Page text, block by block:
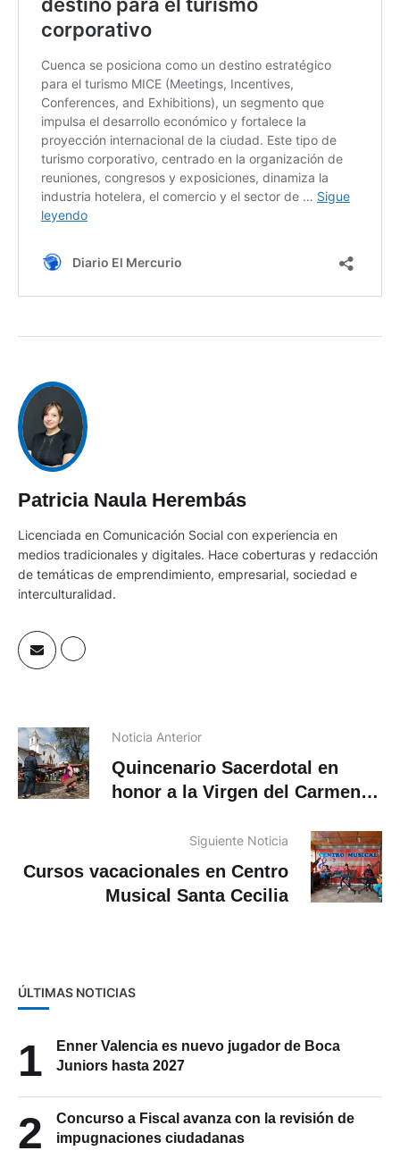
Patricia Naula Herembás
Licenciada en Comunicación Social con experiencia en
medios tradicionales y digitales. Hace coberturas y redacción
de temáticas de emprendimiento, empresarial, sociedad e
interculturalidad.
Noticia Anterior
Quincenario Sacerdotal en
honor a la Virgen del Carmen
julio. Conoce la programación
religiosa
Siguiente Noticia
Cursos vacacionales en Centro
Musical Santa Cecilia
ÚLTIMAS NOTICIAS
1
Enner Valencia es nuevo jugador de Boca
Juniors hasta 2027
2
Concurso a Fiscal avanza con la revisión de
impugnaciones ciudadanas